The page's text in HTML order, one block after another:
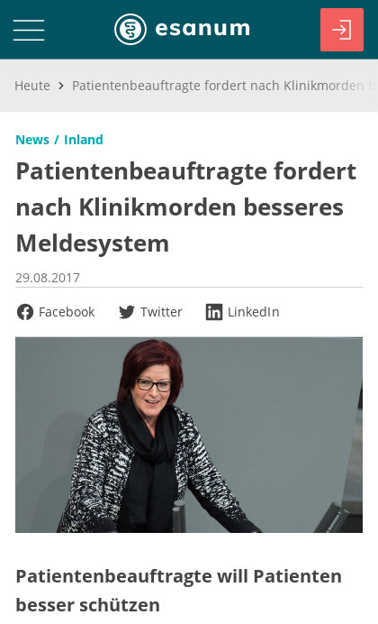
Heute
News Inland
Patientenbeauftragte fordert
nach Klinikmorden besseres
Meldesystem
29.08.2017
Facebook
Twitter LinkedIn
Patientenbeauftragte will Patienten
besser schützen